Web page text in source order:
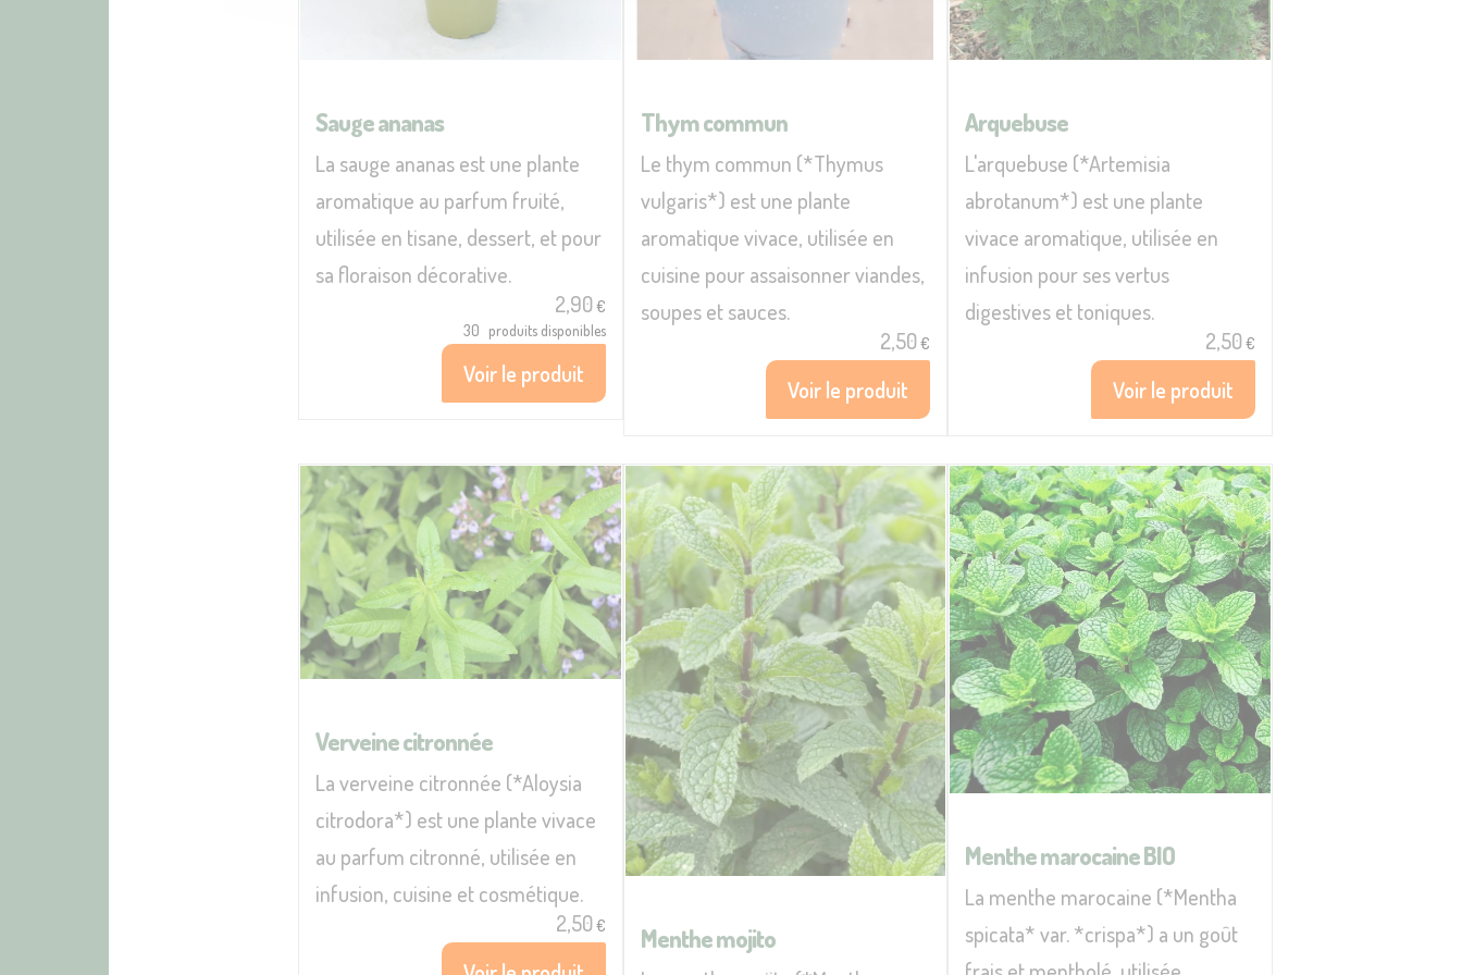
Sauge ananas
La sauge ananas est une plante
aromatique au parfum fruité,
utilisée en tisane, dessert, et pour
sa floraison décorative.
2,90€
30 produits disponibles
Voir le produit
Thym commun
Le thym commun (*Thymus
vulgaris*) est une plante
aromatique vivace, utilisée en
cuisine pour assaisonner viandes,
soupes et sauces.
2,50€
Voir le produit
Arquebuse
L'arquebuse (*Artemisia
abrotanum*) est une plante
vivace aromatique, utilisée en
infusion pour ses vertus
digestives et toniques.
2,50€
Voir le produit
Verveine citronnée
La verveine citronnée (*Aloysia
citrodora*) est une plante vivace
au parfum citronné, utilisée en
infusion, cuisine et cosmétique.
2,50€ Menthe mojito
Menthe marocaine BIO
La menthe marocaine (*Mentha
spicata* var. *crispa*) a un goût